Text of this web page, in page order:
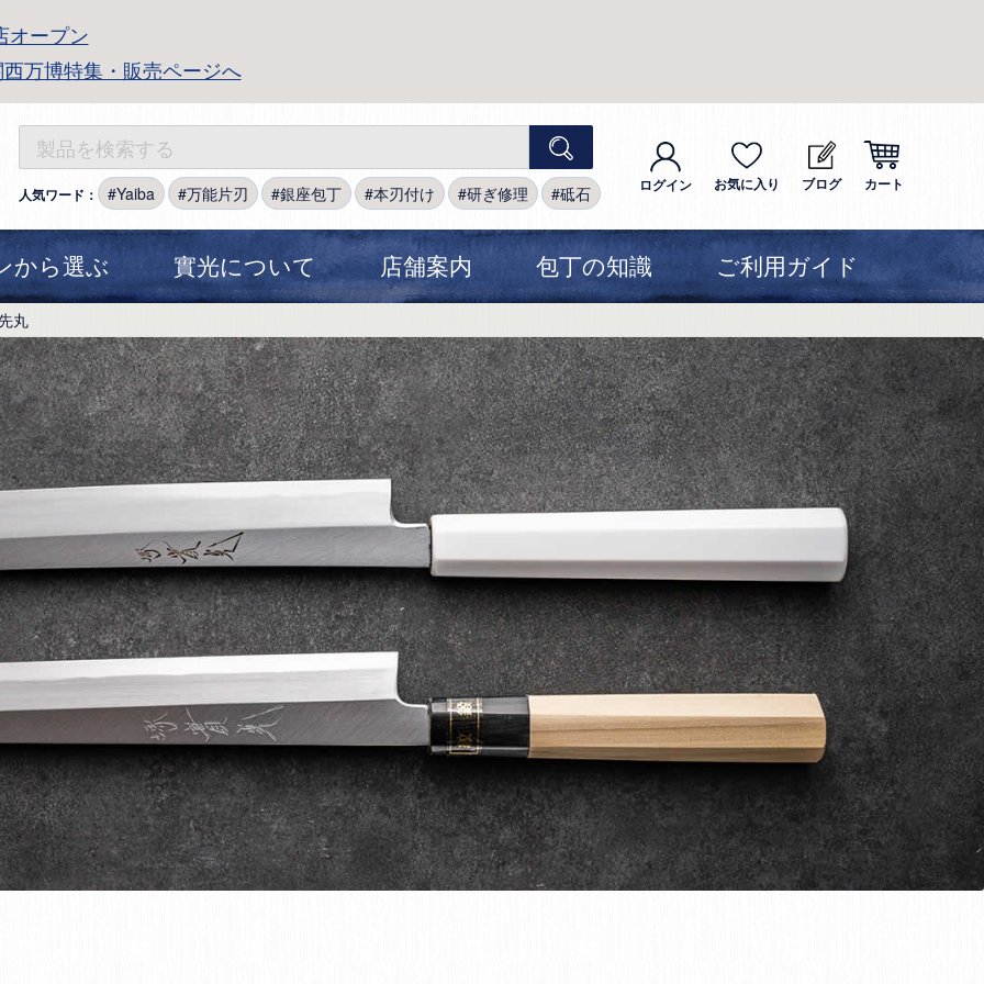
オープン
万博特集・販売ページへ
人気ワード： Yaiba 万能片刃 銀座包丁 本刃付け 研ぎ修理 砥石 ログイン お気に入り ブログ カート
から選ぶ 實光について 店舗案内 包丁の知識 ご利用ガイド
丸